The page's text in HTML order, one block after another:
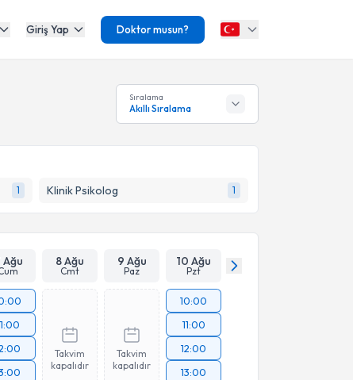
Giriş Yap Doktor musun?
Sıralama
Akıllı Sıralama
1 Klinik Psikolog 1
Ağu 8 Ağu
Cmt
9 Ağu
Paz
10 Ağu
Pzt
Takvim
kapalıdır
Takvim
kapalıdır
10:00
11:00
12:00
13:00